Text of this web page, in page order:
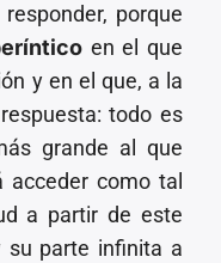
porque
en el que
y en el que, a la
todo es
grande al que
acceder como tal
a partir de este
su parte infinita a